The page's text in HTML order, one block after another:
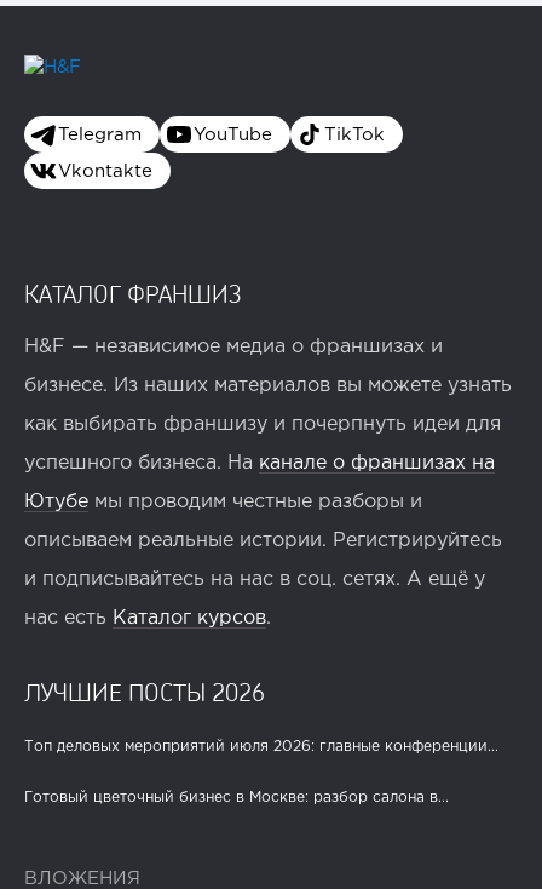
Telegram YouTube TikTok
Vkontakte
КАТАЛОГ ФРАНШИЗ
H&F — независимое медиа о франшизах и
бизнесе. Из наших материалов вы можете узнать
как выбирать франшизу и почерпнуть идеи для
успешного бизнеса. На канале о франшизах на
Ютубе мы проводим честные разборы и
описываем реальные истории. Регистрируйтесь
и подписывайтесь на нас в соц. сетях. А ещё у
нас есть Каталог курсов.
ЛУЧШИЕ ПОСТЫ 2026
Топ деловых мероприятий июля 2026: главные конференции...
Готовый цветочный бизнес в Москве: разбор салона в...
ВЛОЖЕНИЯ